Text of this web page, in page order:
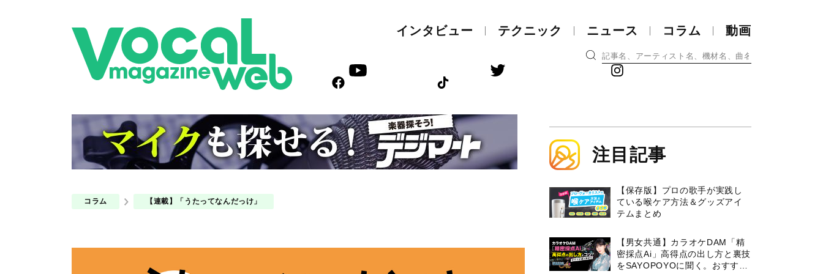
インタビュー テクニック ニュース コラム 動画
コラム 【連載】「うたってなんだっけ」
注目記事
【保存版】プロの歌手が実践し
ている喉ケア⽅法＆グッズアイ
テムまとめ
【男女共通】カラオケDAM「精
密採点Ai」高得点の出し方と裏技
をSAYOPOYOに聞く。おすすめ